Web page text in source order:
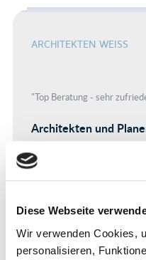
Diese Webseite
Wir verwenden Cookies,
personalisieren,
ARCHITEKTEN WEISS
"Top Beratung - sehr
Architekten und
Das effektivste
Arbeitsplatz. Da CAD-
ungeheure Rechenleistung
Außerdem bieten wir
individuellen